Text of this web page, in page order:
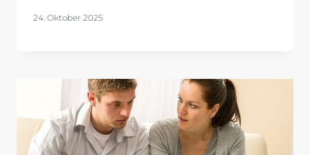
24. Oktober 2025